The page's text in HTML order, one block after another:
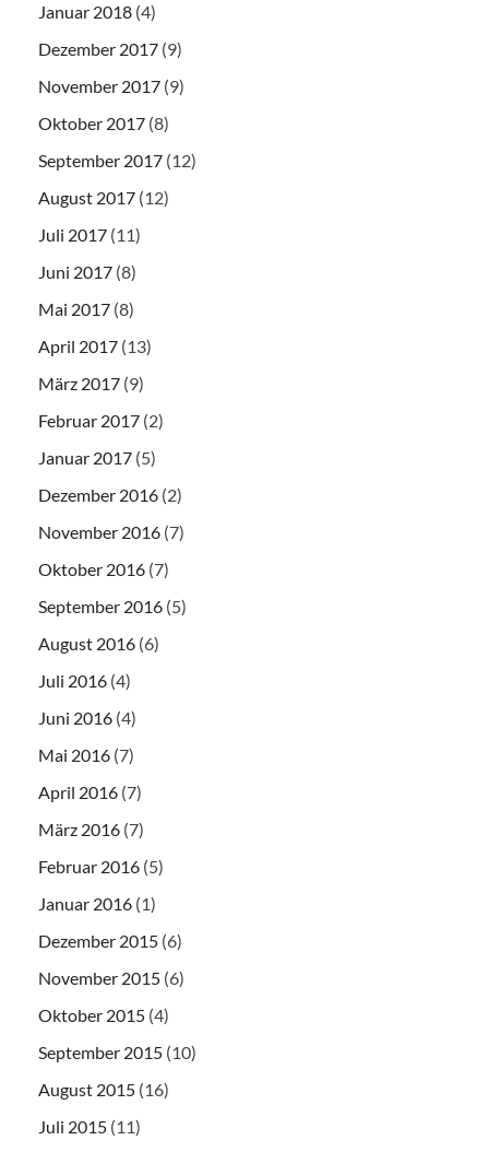
Januar 2018 (4)
Dezember 2017 (9)
November 2017 (9)
Oktober 2017 (8)
September 2017 (12)
August 2017 (12)
Juli 2017 (11)
Juni 2017 (8)
Mai 2017 (8)
April 2017 (13)
März 2017 (9)
Februar 2017 (2)
Januar 2017 (5)
Dezember 2016 (2)
November 2016 (7)
Oktober 2016 (7)
September 2016 (5)
August 2016 (6)
Juli 2016 (4)
Juni 2016 (4)
Mai 2016 (7)
April 2016 (7)
März 2016 (7)
Februar 2016 (5)
Januar 2016 (1)
Dezember 2015 (6)
November 2015 (6)
Oktober 2015 (4)
September 2015 (10)
August 2015 (16)
Juli 2015 (11)